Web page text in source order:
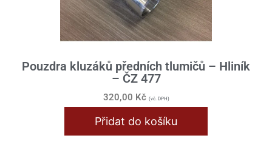
Pouzdra kluzáků předních tlumičů – Hliník
– ČZ 477
320,00 Kč (vč. DPH)
Přidat do košíku